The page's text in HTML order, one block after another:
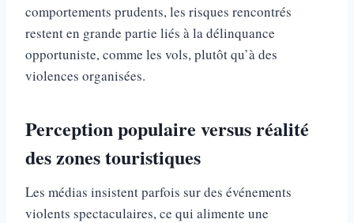
comportements prudents, les risques rencontrés
restent en grande partie liés à la délinquance
opportuniste, comme les vols, plutôt qu’à des
violences organisées.
Perception populaire versus réalité
des zones touristiques
Les médias insistent parfois sur des événements
violents spectaculaires, ce qui alimente une